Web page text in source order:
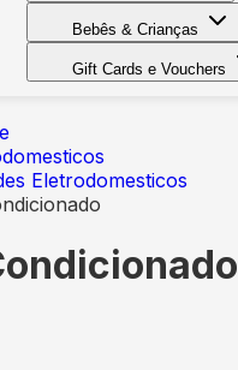
Bebês & Crianças
Gift Cards e Vouchers
Eletrodomesticos